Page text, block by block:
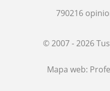
790216
© 2007 - 2026
Mapa web: